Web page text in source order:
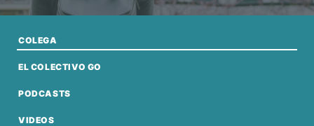
COLEGA
EL COLECTIVO GO
PODCASTS
VIDEOS